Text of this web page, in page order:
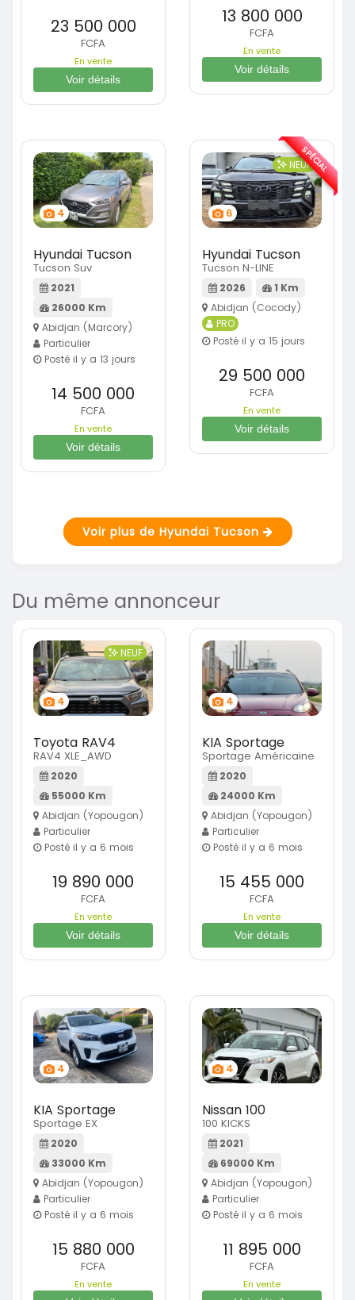
23 500 000
FCFA
En vente
Voir détails
13 800 000
FCFA
En vente
Voir détails
4
Hyundai Tucson
Tucson Suv
2021
26000 Km
Abidjan (Marcory)
Particulier
Posté il y a 13 jours
14 500 000
FCFA
En vente
Voir détails
6
NEUF
Hyundai Tucson
Tucson N-LINE
2026
1 Km
Abidjan (Cocody)
PRO
Posté il y a 15 jours
29 500 000
FCFA
En vente
Voir détails
SPÉCIAL
Voir plus de Hyundai Tucson
Du même annonceur
4
NEUF
Toyota RAV4
RAV4 XLE_AWD
2020
55000 Km
Abidjan (Yopougon)
Particulier
Posté il y a 6 mois
19 890 000
FCFA
En vente
Voir détails
4
KIA Sportage
Sportage Américaine
2020
24000 Km
Abidjan (Yopougon)
Particulier
Posté il y a 6 mois
15 455 000
FCFA
En vente
Voir détails
4
KIA Sportage
Sportage EX
2020
33000 Km
Abidjan (Yopougon)
Particulier
Posté il y a 6 mois
15 880 000
FCFA
En vente
4
Nissan 100
100 KICKS
2021
69000 Km
Abidjan (Yopougon)
Particulier
Posté il y a 6 mois
11 895 000
FCFA
En vente